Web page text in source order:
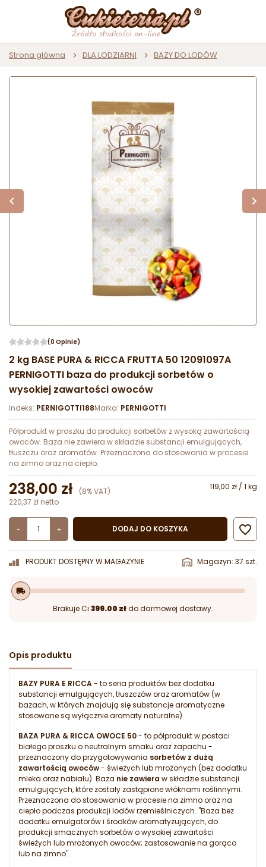
Strona główna DLA LODZIARNI BAZY DO LODÓW
(0 Opinie)
2 kg BASE PURA & RICCA FRUTTA 50 12091097A
PERNIGOTTI baza do produkcji sorbetów o
wysokiej zawartości owoców
Indeks: PERNIGOTTI188Marka: PERNIGOTTI
Półprodukt w proszku do produkcji sorbetów z wysoką zawartością
owoców. Baza nie zawiera w składzie substancji emulgujących,
tłuszczu oraz aromatów. Przeznaczona do stosowania w procesie
na zimno oraz na ciepło.
238,00 zł (8% VAT)
119,00 zł / 1 kg
220,37 zł netto
- + DODAJ DO KOSZYKA 
PRODUKT DOSTĘPNY W MAGAZYNIE Magazyn: 37 szt.
local_shipping
Brakuje Ci 399.00 złdo darmowej dostawy.
Opis produktu
BAZY PURA E RICCA- to seria produktów bez dodatku
substancji emulgujących, tłuszczów oraz aromatów (w
bazach, w których znajdują się substancje aromatyczne
stosowane są wyłącznie aromaty naturalne).
BAZA PURA & RICCA OWOCE 50- to półprodukt w postaci
białego proszku o neutralnym smaku oraz zapachu -
przeznaczony do przygotowywania sorbetów z dużą
zawartością owoców- świeżych lub mrożonych (bez dodatku
mleka oraz nabiału). Baza nie zawiera w składzie substancji
emulgujących, które zostały zastąpione włóknami roślinnymi.
Przeznaczona do stosowania w procesie na zimno oraz na
ciepło podczas produkcji lodów rzemieślniczych. "Baza bez
dodatku emulgatorów i środków aromatyzujących, do
produkcji smacznych sorbetów o wysokiej zawartości
świeżych lub mrożonych owoców; zastosowanie na gorąco
lub na zimno".